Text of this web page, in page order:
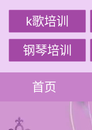
k歌培训
钢琴培训
首页